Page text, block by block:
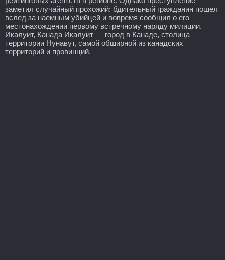
заметил случайный прохожий: бдительный гражданин пошел
вслед за наемным убийцей и вовремя сообщил о его
местонахождении первому встречному наряду милиции.
Икалуит, Канада Икалуит — город в Канаде, столица
территории Нунавут, самой обширной из канадских
территорий и провинций.